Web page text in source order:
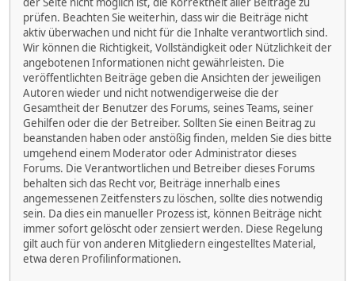
prüfen. Beachten Sie weiterhin, dass wir die Beiträge nicht
aktiv überwachen und nicht für die Inhalte verantwortlich sind.
Wir können die Richtigkeit, Vollständigkeit oder Nützlichkeit der
angebotenen Informationen nicht gewährleisten. Die
veröffentlichten Beiträge geben die Ansichten der jeweiligen
Autoren wieder und nicht notwendigerweise die der
Gesamtheit der Benutzer des Forums, seines Teams, seiner
Gehilfen oder die der Betreiber. Sollten Sie einen Beitrag zu
beanstanden haben oder anstößig finden, melden Sie dies bitte
umgehend einem Moderator oder Administrator dieses
Forums. Die Verantwortlichen und Betreiber dieses Forums
behalten sich das Recht vor, Beiträge innerhalb eines
angemessenen Zeitfensters zu löschen, sollte dies notwendig
sein. Da dies ein manueller Prozess ist, können Beiträge nicht
immer sofort gelöscht oder zensiert werden. Diese Regelung
gilt auch für von anderen Mitgliedern eingestelltes Material,
etwa deren Profilinformationen.